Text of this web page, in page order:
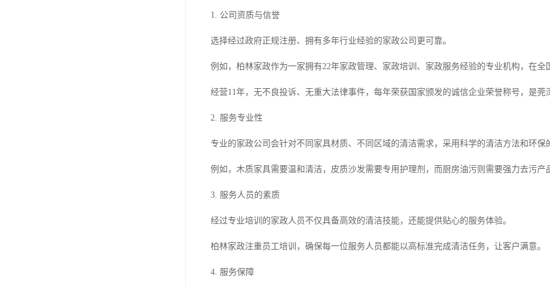
1. 公司资质与信誉
选择经过政府正规注册、拥有多年行业经验的家政公司更可靠。
例如，柏林家政作为一家拥有22年家政管理、家政培训、家政服务经验的专业机构，在
经营11年，无不良投诉、无重大法律事件，每年荣获国家颁发的诚信企业荣誉称号，是
2. 服务专业性
专业的家政公司会针对不同家具材质、不同区域的清洁需求，采用科学的清洁方法和环
例如，木质家具需要温和清洁，皮质沙发需要专用护理剂，而厨房油污则需要强力去污产
3. 服务人员的素质
经过专业培训的家政人员不仅具备高效的清洁技能，还能提供贴心的服务体验。
柏林家政注重员工培训，确保每一位服务人员都能以高标准完成清洁任务，让客户满意。
4. 服务保障